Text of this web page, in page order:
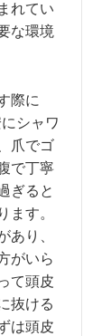
れてい
な環境
際に
シャワ
爪でゴ
で丁寧
ぎると
ます。
あり、
がいら
て頭皮
抜ける
は頭皮